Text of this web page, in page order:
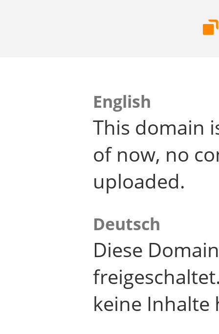
English
This domain
of now, no
uploaded.
Deutsch
Diese
keine Inhalte